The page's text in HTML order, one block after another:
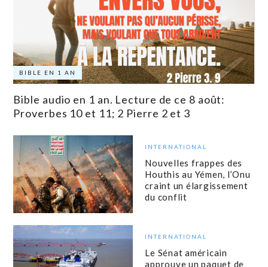
BIBLE EN 1 AN
Bible audio en 1 an. Lecture de ce 8 août:
Proverbes 10 et 11; 2 Pierre 2 et 3
INTERNATIONAL
Nouvelles frappes des
Houthis au Yémen, l’Onu
craint un élargissement
du conflit
INTERNATIONAL
Le Sénat américain
approuve un paquet de